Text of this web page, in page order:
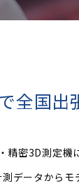
全国出
密3D測定機
データからモ